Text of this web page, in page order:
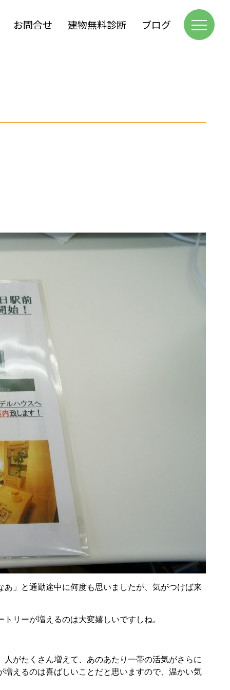
お問合せ 建物無料診断 ブログ
」と通勤途中に何度も思いましたが、気がつけば来
リーが増えるのは大変嬉しいですしね。
がたくさん増えて、あのあたり一帯の活気がさらに
えるのは喜ばしいことだと思いますので、温かい気